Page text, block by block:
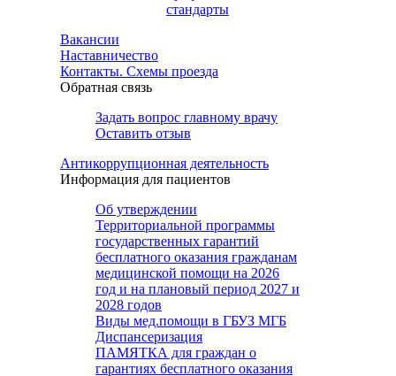
стандарты
Вакансии
Наставничество
Контакты. Схемы проезда
Обратная связь
Задать вопрос главному врачу
Оставить отзыв
Антикоррупционная деятельность
Информация для пациентов
Об утверждении
Территориальной программы
государственных гарантий
бесплатного оказания гражданам
медицинской помощи на 2026
год и на плановый период 2027 и
2028 годов
Виды мед.помощи в ГБУЗ МГБ
Диспансеризация
ПАМЯТКА для граждан о
гарантиях бесплатного оказания